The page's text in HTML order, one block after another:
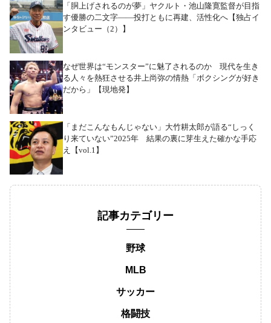
「胴上げされるのが夢」ヤクルト・池山隆寛監督が目指
す優勝の二文字――投打ともに再建、活性化へ【独占イ
ンタビュー（2）】
なぜ世界は“モンスター”に魅了されるのか 現代を生き
る人々を熱狂させる井上尚弥の情熱「ボクシングが好き
だから」【現地発】
「まだこんなもんじゃない」大竹耕太郎が語る“しっく
り来ていない”2025年 結果の裏に芽生えた確かな手応
え【vol.1】
記事カテゴリー
野球
MLB
サッカー
格闘技